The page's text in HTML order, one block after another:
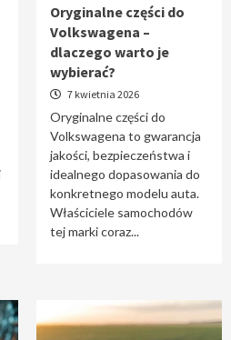
– dlaczego warto odkrywać
nowo?
do Volkswagena –
je wybierać?
i frezowanie CNC –
Oryginalne części do
Volkswagena –
dlaczego warto je
wybierać?
7 kwietnia 2026
Oryginalne części do
Volkswagena to gwarancja
jakości, bezpieczeństwa i
idealnego dopasowania do
konkretnego modelu auta.
Właściciele samochodów
tej marki coraz...